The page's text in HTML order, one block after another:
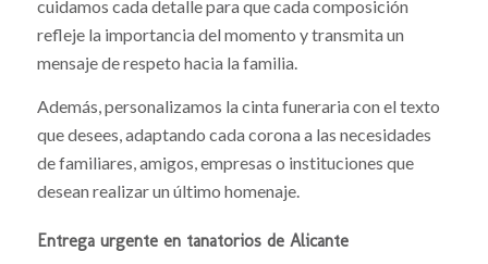
cuidamos cada detalle para que cada composición
refleje la importancia del momento y transmita un
mensaje de respeto hacia la familia.
Además, personalizamos la cinta funeraria con el texto
que desees, adaptando cada corona a las necesidades
de familiares, amigos, empresas o instituciones que
desean realizar un último homenaje.
Entrega urgente en tanatorios de Alicante